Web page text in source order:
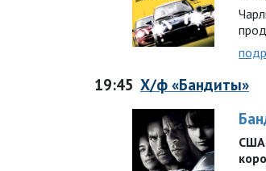
19:45 Х/ф «Бандиты»
США